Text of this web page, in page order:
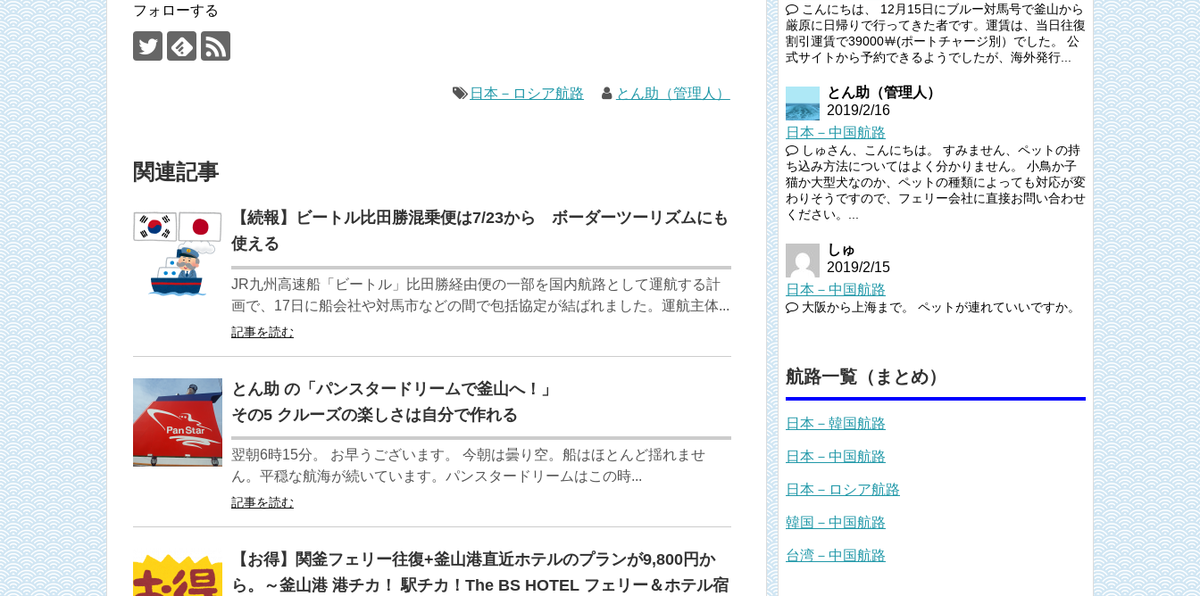
フォローする
日本－ロシア航路 とん助（管理人）
関連記事
【続報】ビートル比田勝混乗便は7/23から ボーダーツーリズムにも
使える
JR九州高速船「ビートル」比田勝経由便の一部を国内航路として運航する計
画で、17日に船会社や対馬市などの間で包括協定が結ばれました。運航主体...
記事を読む
とん助 の「パンスタードリームで釜山へ！」
その5 クルーズの楽しさは自分で作れる
翌朝6時15分。 お早うございます。 今朝は曇り空。船はほとんど揺れませ
ん。平穏な航海が続いています。パンスタードリームはこの時...
記事を読む
【お得】関釜フェリー往復+釜山港直近ホテルのプランが9,800円か
ら。～釜山港 港チカ！ 駅チカ！The BS HOTEL フェリー＆ホテル宿
こんにちは、 12月15日にブルー対馬号で釜山から
厳原に日帰りで行ってきた者です。運賃は、当日往復
割引運賃で39000￦(ポートチャージ別）でした。 公
式サイトから予約できるようでしたが、海外発行...
とん助（管理人）
2019/2/16
日本－中国航路
しゅさん、こんにちは。 すみません、ペットの持
ち込み方法についてはよく分かりません。 小鳥か子
猫か大型犬なのか、ペットの種類によっても対応が変
わりそうですので、フェリー会社に直接お問い合わせ
ください。...
しゅ
2019/2/15
日本－中国航路
大阪から上海まで。 ペットが連れていいですか。
航路一覧（まとめ）
日本－韓国航路
日本－中国航路
日本－ロシア航路
韓国－中国航路
台湾－中国航路